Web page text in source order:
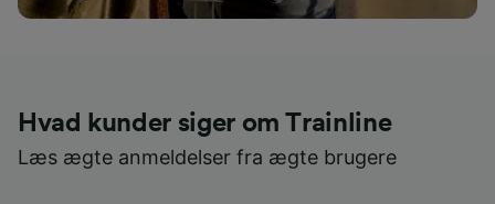
Hvad kunder siger om Trainline
Læs ægte anmeldelser fra ægte brugere